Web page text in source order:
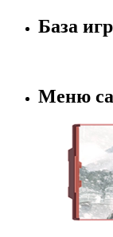
База игр
Меню